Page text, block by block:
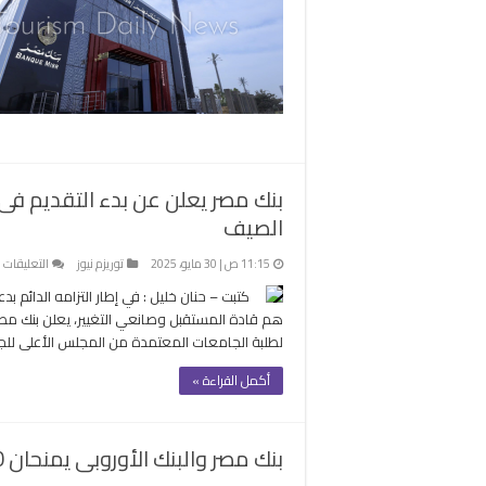
بنك مصر يعلن عن بدء التقديم
الصيف
11:15 ص | 30 مايو، 2025 توريزم نيوز التعليقات
كتبت – حنان خليل : في إطار التزامه الدائم
لطلبة الجامعات المعتمدة من المجلس الأعلى
أكمل القراءة »
بنك مصر والبنك الأوروبى يمنحان 80 مليون دولار تمويلاً لصالح أورنج مصر